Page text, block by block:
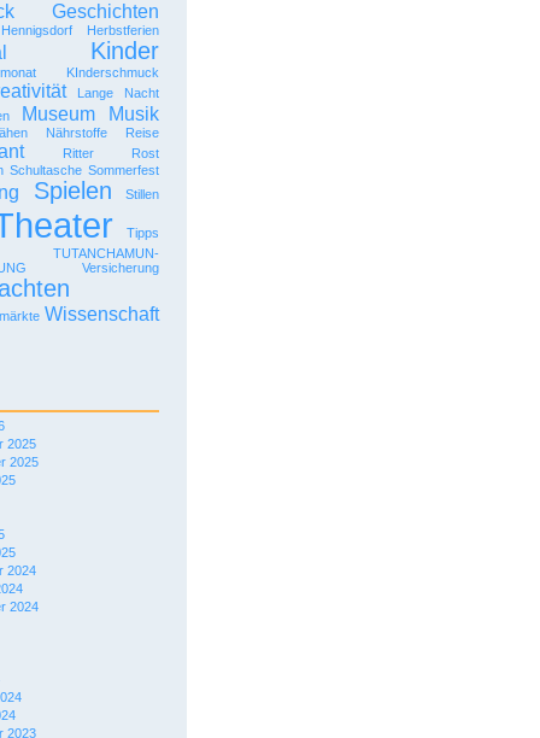
Geschichten
Hennigsdorf Herbstferien
Kinder
KInderschmuck
Lange Nacht
Museum Musik
Nährstoffe Reise
Ritter Rost
Schultasche Sommerfest
Spielen Stillen
Tipps
TUTANCHAMUN-
Versicherung
Wissenschaft
2025
2025
2024
2024
2023